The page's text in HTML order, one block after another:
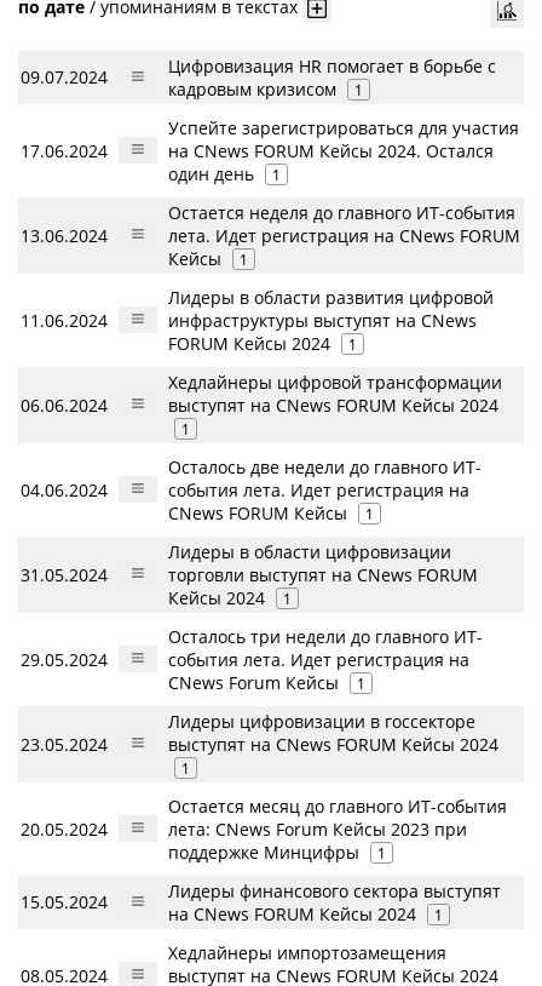
по дате / упоминаниям в текстах
09.07.2024
Цифровизация HR помогает в борьбе с
кадровым кризисом
1
17.06.2024
Успейте зарегистрироваться для участия
на CNews FORUM Кейсы 2024. Остался
один день
1
13.06.2024
Остается неделя до главного ИТ-события
лета. Идет регистрация на CNews FORUM
Кейсы
1
11.06.2024
Лидеры в области развития цифровой
инфраструктуры выступят на CNews
FORUM Кейсы 2024
1
06.06.2024
Хедлайнеры цифровой трансформации
выступят на CNews FORUM Кейсы 2024
1
04.06.2024
Осталось две недели до главного ИТ-
события лета. Идет регистрация на
CNews FORUM Кейсы
1
31.05.2024
Лидеры в области цифровизации
торговли выступят на CNews FORUM
Кейсы 2024
1
29.05.2024
Осталось три недели до главного ИТ-
события лета. Идет регистрация на
CNews Forum Кейсы
1
23.05.2024
Лидеры цифровизации в госсекторе
выступят на CNews FORUM Кейсы 2024
1
20.05.2024
Остается месяц до главного ИТ-события
лета: CNews Forum Кейсы 2023 при
поддержке Минцифры
1
15.05.2024
Лидеры финансового сектора выступят
на CNews FORUM Кейсы 2024
1
08.05.2024
Хедлайнеры импортозамещения
выступят на CNews FORUM Кейсы 2024